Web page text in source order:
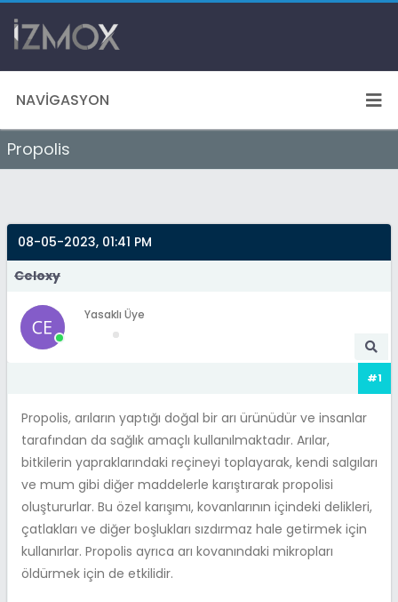
NAVIGASYON
Propolis
08-05-2023, 01:41 PM
Celoxy
Yasaklı Üye
#1
Propolis, arıların yaptığı doğal bir arı ürünüdür ve insanlar
tarafından da sağlık amaçlı kullanılmaktadır. Arılar,
bitkilerin yapraklarındaki reçineyi toplayarak, kendi salgıları
ve mum gibi diğer maddelerle karıştırarak propolisi
oluştururlar. Bu özel karışımı, kovanlarının içindeki delikleri,
çatlakları ve diğer boşlukları sızdırmaz hale getirmek için
kullanırlar. Propolis ayrıca arı kovanındaki mikropları
öldürmek için de etkilidir.